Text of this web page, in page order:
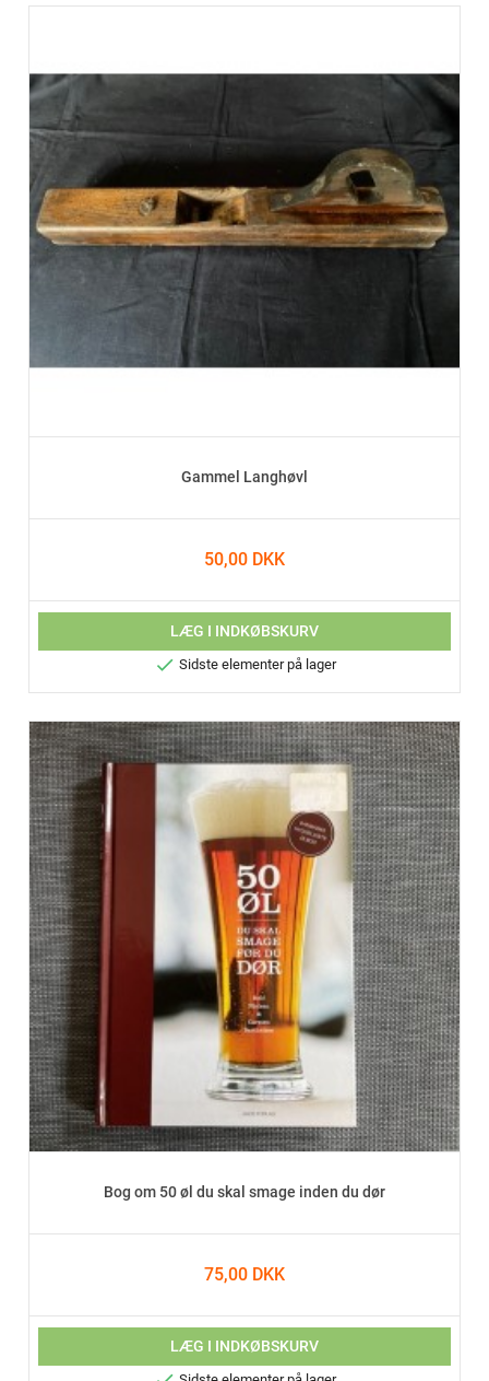
Gammel Langhøvl
50,00 DKK
LÆG I INDKØBSKURV
 Sidste elementer på lager
Bog om 50 øl du skal smage inden du dør
75,00 DKK
LÆG I INDKØBSKURV